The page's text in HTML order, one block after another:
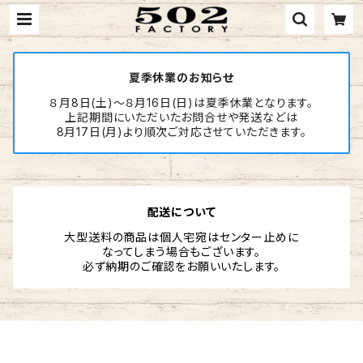
夏季休業のお知らせ
８月8日(土)～８月16日(日)は夏季休業となります。
上記期間にいただいたお問合せや発送などは
8月17日(月)より順次ご対応させていただきます。
配送について
大型送料の商品は個人宅宛はセンター止めに
なってしまう場合もございます。
必ず納期のご確認をお願いいたします。